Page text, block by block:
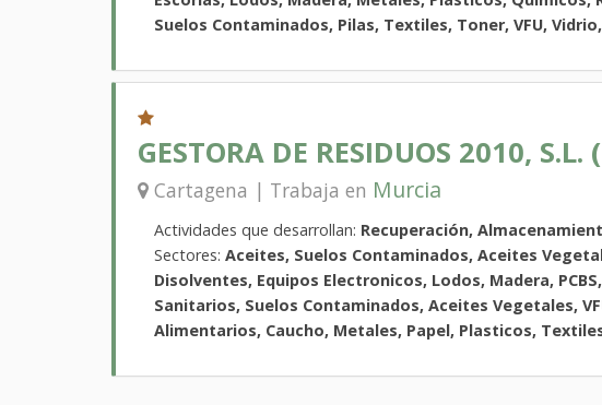
Suelos Contaminados, Pilas, Textiles, Toner, VFU,
GESTORA DE RESIDUOS 2010, S.L.
Cartagena | Trabaja en Murcia
Actividades que desarrollan: Recuperación,
Sectores: Aceites, Suelos Contaminados, Aceites
Disolventes, Equipos Electronicos, Lodos, Madera,
Sanitarios, Suelos Contaminados, Aceites Vegetales,
Alimentarios, Caucho, Metales, Papel, Plasticos,